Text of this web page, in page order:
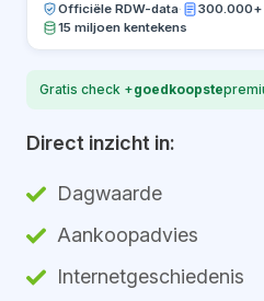
Officiële RDW-data·
300.000+
15 miljoen kentekens
Gratis check +goedkoopste
Direct inzicht in:
Dagwaarde
Aankoopadvies
Internetgeschiedenis